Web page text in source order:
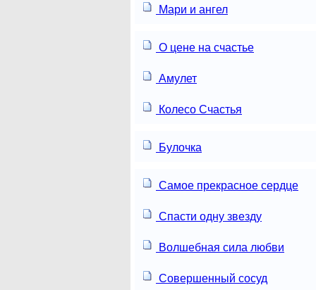
Мари и ангел
О цене на счастье
Амулет
Колесо Счастья
Булочка
Самое прекрасное сердце
Спасти одну звезду
Волшебная сила любви
Совершенный сосуд